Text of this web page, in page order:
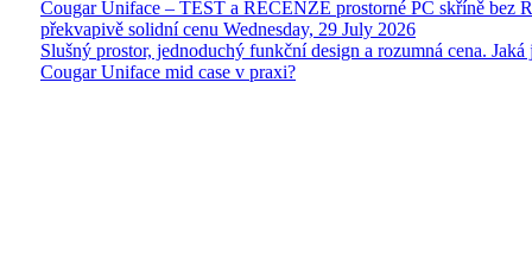
Cougar Uniface – TEST a RECENZE prostorné PC skříně bez
překvapivě solidní cenu Wednesday, 29 July 2026
Slušný prostor, jednoduchý funkční design a rozumná cena. Jaká
Cougar Uniface mid case v praxi?